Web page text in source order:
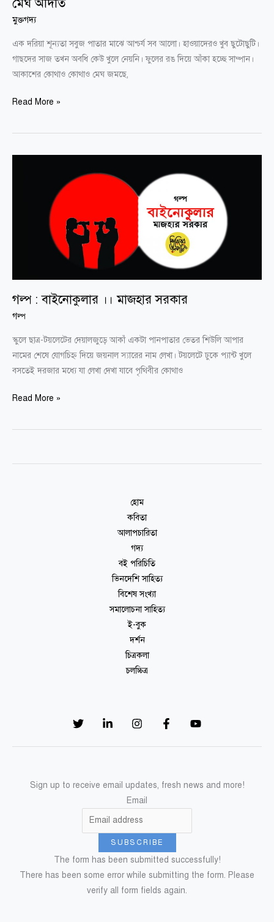
মেঘ অদিতি
মুক্তগদ্য
এক দরিয়া শূন্যতা সবুজ পাতার মাঝে আশ্চর্য সব আলো। হাওয়াদেরও খুব ছুটোছুটি।
গাছদের সাজ তখন অবধি কেউ খুলে নেয়নি। ফুলের রঙ দিয়ে আঁকা হচ্ছে সাম্পান।
আকাশের কোথাও কোথাও মেঘ জমছে,
।।
মেঘ
Read More »
গল্প : বাইনোকুলার ।। মাজহার সরকার
গল্প
স্কুলে ছাত্র-টয়লেটের দেয়ালজুড়ে আকাঁ একটা পানপাতার ভেতর শিউলি আপার
নামের শেষে যোগচিহ্ন দিয়ে জয়নাল স্যারের নাম লেখা। টয়লেটে ঢুকে প্যান্ট খুলে
বসতেই দরজার মধ্যে যা লেখা দেখা যাবে পৃথিবীর কোথাও
Read More »
হোম
কবিতা
আলাপচারিতা
গদ্য
বই পরিচিতি
ভিনদেশি সাহিত্য
বিশেষ সংখ্যা
সমালোচনা সাহিত্য
ই-বুক
দর্শন
চিত্রকলা
চলচ্চিত্র
Sign up to receive email updates, fresh news and more!
Email
SUBSCRIBE
The form has been submitted successfully!
There has been some error while submitting the form. Please
verify all form fields again.